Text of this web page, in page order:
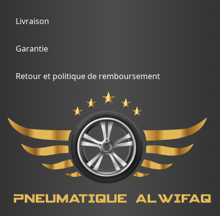
Livraison
Garantie
Retour et politique de remboursement